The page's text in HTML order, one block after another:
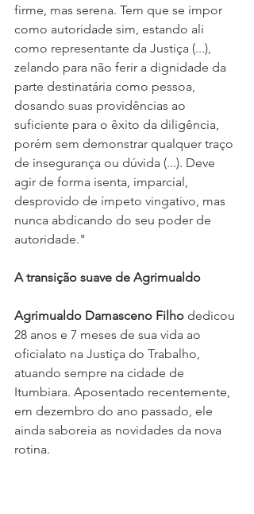
firme, mas serena. Tem que se impor
como autoridade sim, estando ali
como representante da Justiça (...),
zelando para não ferir a dignidade da
parte destinatária como pessoa,
dosando suas providências ao
suficiente para o êxito da diligência,
porém sem demonstrar qualquer traço
de insegurança ou dúvida (...). Deve
agir de forma isenta, imparcial,
desprovido de ímpeto vingativo, mas
nunca abdicando do seu poder de
autoridade."
A transição suave de Agrimualdo
Agrimualdo Damasceno Filho dedicou
28 anos e 7 meses de sua vida ao
oficialato na Justiça do Trabalho,
atuando sempre na cidade de
Itumbiara. Aposentado recentemente,
em dezembro do ano passado, ele
ainda saboreia as novidades da nova
rotina.